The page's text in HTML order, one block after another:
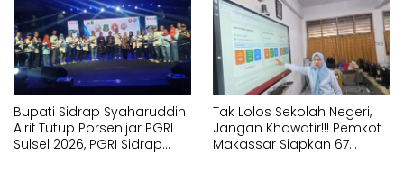
Bupati Sidrap Syaharuddin
Alrif Tutup Porsenijar PGRI
Sulsel 2026, PGRI Sidrap
Tak Lolos Sekolah Negeri,
Jangan Khawatir!!! Pemkot
Makassar Siapkan 67